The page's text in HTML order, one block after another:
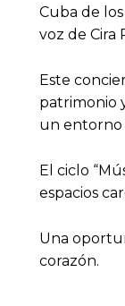
Cuba de
voz de
Este
patrimonio
un entorno
El ciclo
espacios
Una
corazón.